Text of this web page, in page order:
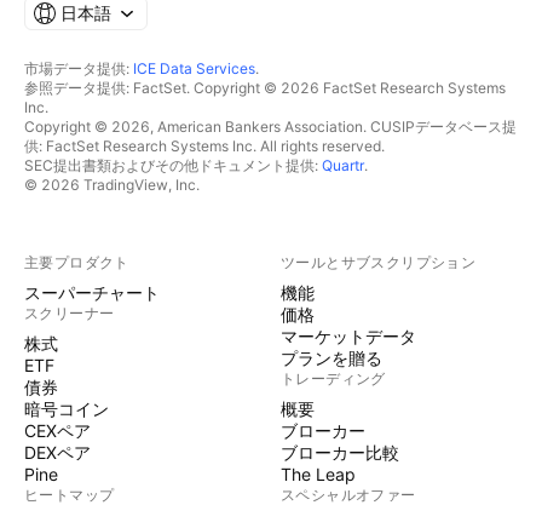
日本語
市場データ提供: ICE Data Services.
参照データ提供: FactSet. Copyright © 2026 FactSet Research Systems
Inc.
Copyright © 2026, American Bankers Association. CUSIPデータベース提
供: FactSet Research Systems Inc. All rights reserved.
SEC提出書類およびその他ドキュメント提供: Quartr.
© 2026 TradingView, Inc.
主要プロダクト
スーパーチャート
スクリーナー
株式
ETF
債券
暗号コイン
CEXペア
DEXペア
Pine
ヒートマップ
ツールとサブスクリプション
機能
価格
マーケットデータ
プランを贈る
トレーディング
概要
ブローカー
ブローカー比較
The Leap
スペシャルオファー